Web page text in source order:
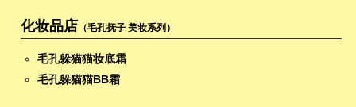
化妆品店 （毛孔抚子 美妆系列）
毛孔躲猫猫妆底霜
毛孔躲猫猫BB霜